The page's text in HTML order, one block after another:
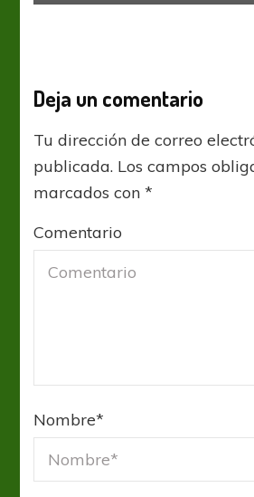
Deja un comentario
Tu dirección de correo
publicada. Los campos
marcados con*
Comentario
Nombre*